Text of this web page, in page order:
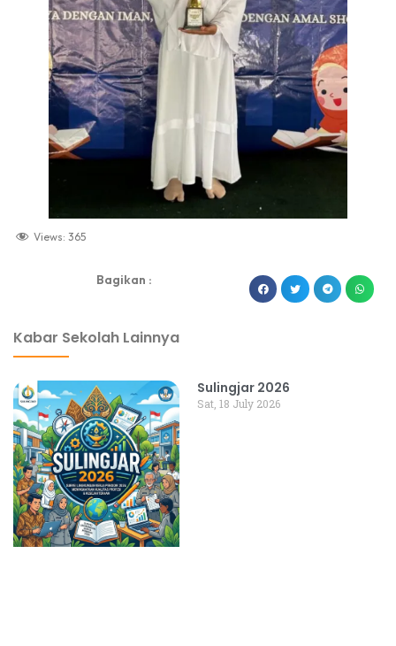
Views: 365
Bagikan :
Kabar Sekolah Lainnya
Sulingjar 2026
Sat, 18 July 2026